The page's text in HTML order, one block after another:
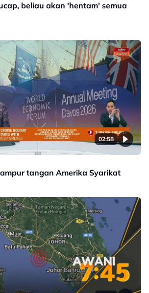
beliau akan 'hentam' semua
02:58
tangan Amerika Syarikat